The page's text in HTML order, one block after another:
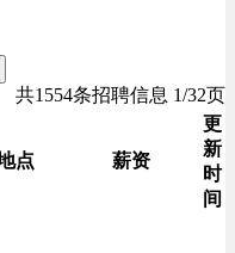
共1554条招聘信息 1/32页
点 薪资
更
新
时
间